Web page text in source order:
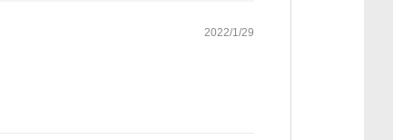
2022/1/29